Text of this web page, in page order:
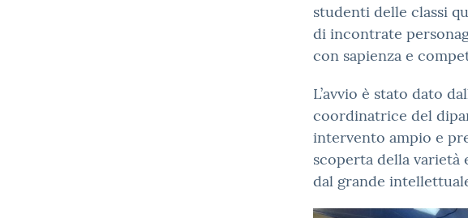
studenti delle classi
di incontrate
con sapienza e
L’avvio è stato dato
coordinatrice del
intervento ampio e
scoperta della varietà
dal grande